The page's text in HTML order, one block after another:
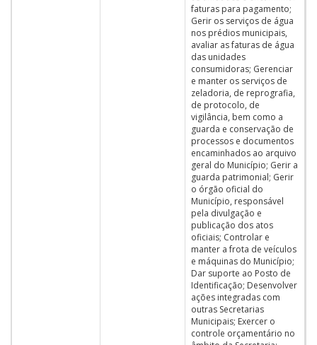
faturas para pagamento;
Gerir os serviços de água
nos prédios municipais,
avaliar as faturas de água
das unidades
consumidoras; Gerenciar
e manter os serviços de
zeladoria, de reprografia,
de protocolo, de
vigilância, bem como a
guarda e conservação de
processos e documentos
encaminhados ao arquivo
geral do Município; Gerir a
guarda patrimonial; Gerir
o órgão oficial do
Município, responsável
pela divulgação e
publicação dos atos
oficiais; Controlar e
manter a frota de veículos
e máquinas do Município;
Dar suporte ao Posto de
Identificação; Desenvolver
ações integradas com
outras Secretarias
Municipais; Exercer o
controle orçamentário no